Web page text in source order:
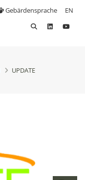
Gebärdensprache EN
UPDATE